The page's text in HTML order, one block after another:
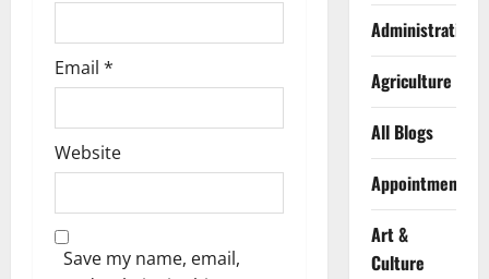
Email *
Website
Save my name, email,
Administration
Agriculture
All Blogs
Appointments
Art &
Culture